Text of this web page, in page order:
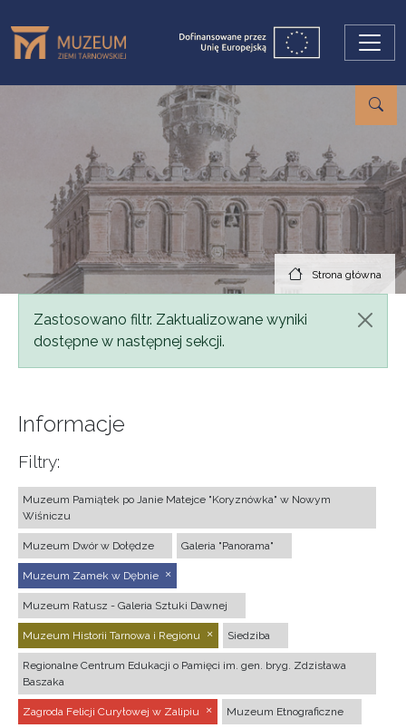
Strona główna
Komunikat
Zastosowano filtr. Zaktualizowane wyniki
dostępne w następnej sekcji.
Informacje
Filtry:
Muzeum Pamiątek po Janie Matejce "Koryznówka" w Nowym
Wiśniczu
Muzeum Dwór w Dołędze Galeria "Panorama"
Muzeum Zamek w Dębnie
Muzeum Ratusz - Galeria Sztuki Dawnej
Muzeum Historii Tarnowa i Regionu Siedziba
Regionalne Centrum Edukacji o Pamięci im. gen. bryg. Zdzisława
Baszaka
Zagroda Felicji Curyłowej w Zalipiu Muzeum Etnograficzne